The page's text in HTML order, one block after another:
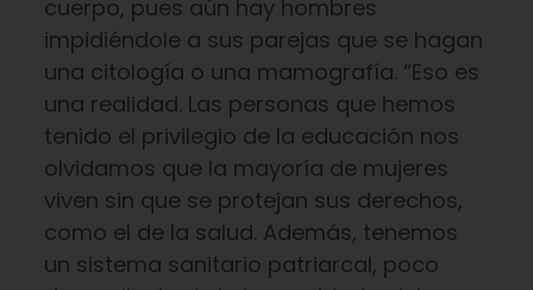
cuerpo, pues aún hay hombres
impidiéndole a sus parejas que se hagan
una citología o una mamografía. “Eso es
una realidad. Las personas que hemos
tenido el privilegio de la educación nos
olvidamos que la mayoría de mujeres
viven sin que se protejan sus derechos,
como el de la salud. Además, tenemos
un sistema sanitario patriarcal, poco